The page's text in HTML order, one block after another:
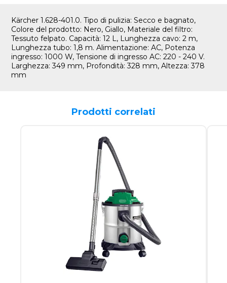
Kärcher 1.628-401.0. Tipo di pulizia: Secco e bagnato,
Colore del prodotto: Nero, Giallo, Materiale del filtro:
Tessuto felpato. Capacità: 12 L, Lunghezza cavo: 2 m,
Lunghezza tubo: 1,8 m. Alimentazione: AC, Potenza
ingresso: 1000 W, Tensione di ingresso AC: 220 - 240 V.
Larghezza: 349 mm, Profondità: 328 mm, Altezza: 378
mm
Prodotti correlati